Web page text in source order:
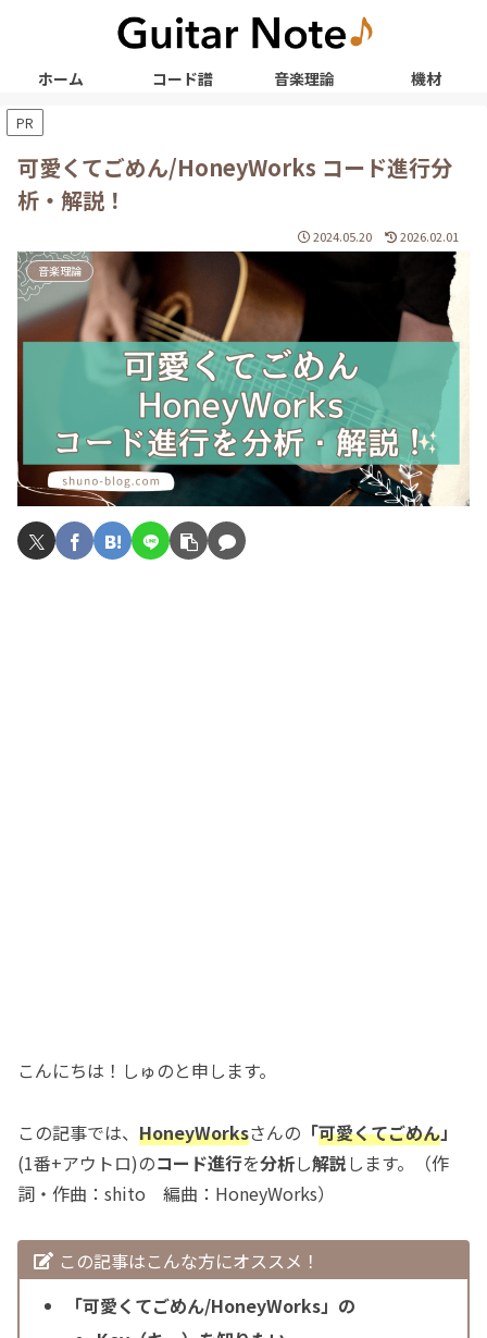
ホーム コード譜 音楽理論 機材
PR
可愛くてごめん/HoneyWorks コード進行分
析・解説！
2024.05.20 2026.02.01
音楽理論
こんにちは！しゅのと申します。
この記事では、 HoneyWorksさんの 「可愛くてごめん」
(1番+アウトロ)のコード進行を分析し解説 します。（作
詞・作曲：shito 編曲：HoneyWorks）
この記事はこんな方にオススメ！
「可愛くてごめん/HoneyWorks」の